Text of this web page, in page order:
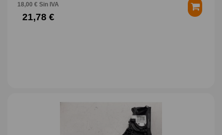
18,00 € Sin IVA
21,78 €